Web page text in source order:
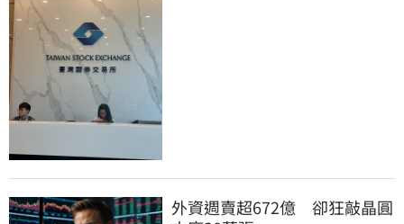
外資週賣超672億　卻狂敲晶圓